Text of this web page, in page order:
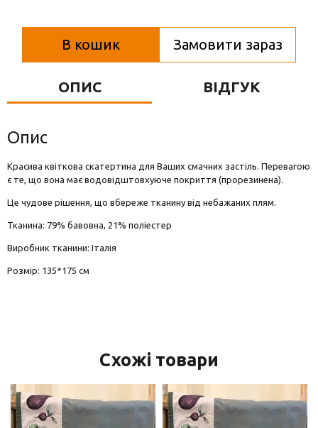
Фігурки та статуетки
Підноси
В кошик Замовити зараз
ОПИС ВІДГУК
Опис
Красива квіткова скатертина для Ваших смачних застіль. Перевагою
є те, що вона має водовідштовхуюче покриття (прорезинена).
Це чудове рішення, що вбереже тканину від небажаних плям.
Тканина: 79% бавовна, 21% поліестер
Виробник тканини: Італія
Розмір: 135*175 см
Схожі товари